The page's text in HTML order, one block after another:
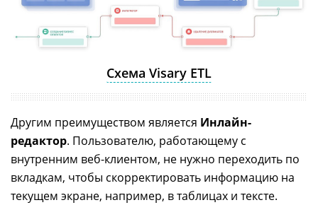
Cхема Visary ETL
Другим преимуществом является Инлайн-
редактор. Пользователю, работающему с
внутренним веб-клиентом, не нужно переходить по
вкладкам, чтобы скорректировать информацию на
текущем экране, например, в таблицах и тексте.